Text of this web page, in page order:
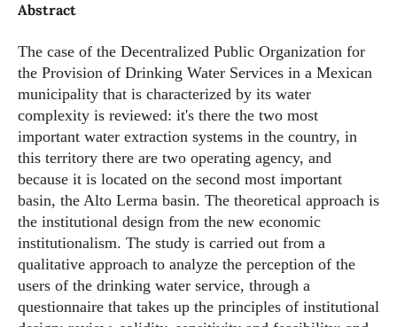
Abstract
The case of the Decentralized Public Organization for
the Provision of Drinking Water Services in a Mexican
municipality that is characterized by its water
complexity is reviewed: it's there the two most
important water extraction systems in the country, in
this territory there are two operating agency, and
because it is located on the second most important
basin, the Alto Lerma basin. The theoretical approach is
the institutional design from the new economic
institutionalism. The study is carried out from a
qualitative approach to analyze the perception of the
users of the drinking water service, through a
questionnaire that takes up the principles of institutional